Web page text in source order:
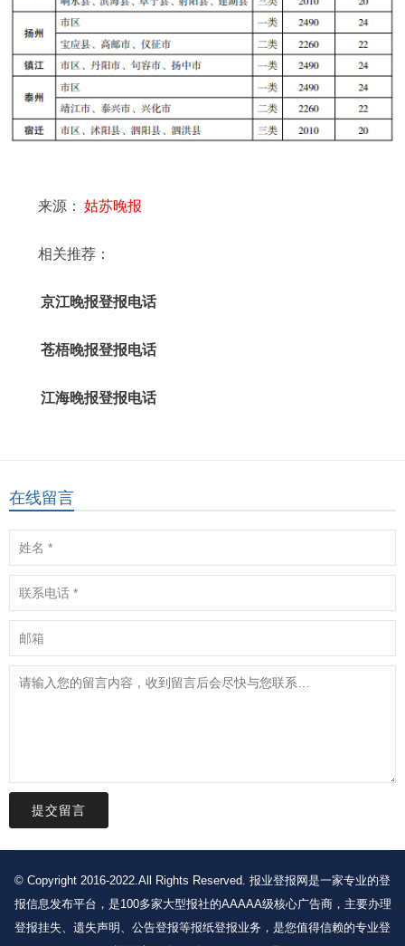
来源： 姑苏晚报
相关推荐：
京江晚报登报电话
苍梧晚报登报电话
江海晚报登报电话
在线留言
提交留言
© Copyright 2016-2022.All Rights Reserved. 报业登报网是一家专业的登
报信息发布平台，是100多家大型报社的AAAAA级核心广告商，主要办理
登报挂失、遗失声明、公告登报等报纸登报业务，是您值得信赖的专业登